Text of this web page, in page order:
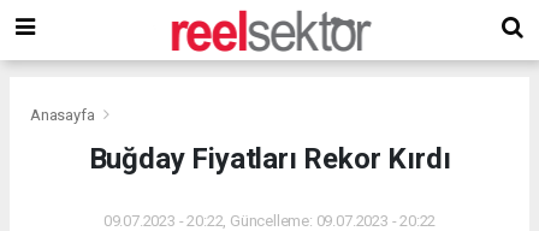
Anasayfa
Buğday Fiyatları Rekor Kırdı
09.07.2023 - 20:22, Güncelleme: 09.07.2023 - 20:22